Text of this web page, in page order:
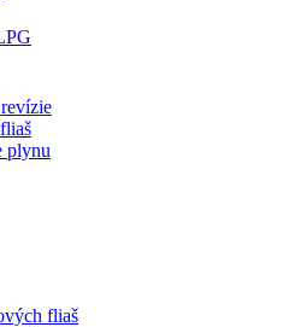
plynu
fliaš